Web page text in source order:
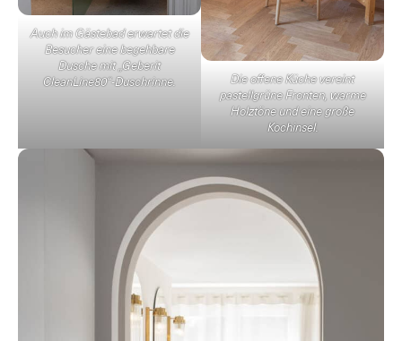
Auch im Gästebad erwartet die
Besucher eine begehbare
Dusche mit „Geberit
CleanLine80“-Duschrinne.
Die offene Küche vereint
pastellgrüne Fronten, warme
Holztöne und eine große
Kochinsel.